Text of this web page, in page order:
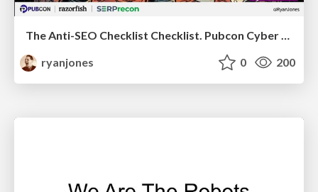
The Anti-SEO Checklist Checklist. Pubcon Cyber Week
ryanjones
0 200